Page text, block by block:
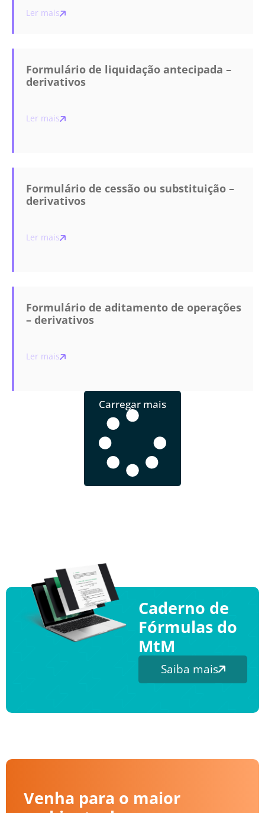
Ler mais
Formulário de liquidação antecipada –
derivativos
Ler mais
Formulário de cessão ou substituição –
derivativos
Ler mais
Formulário de aditamento de operações
– derivativos
Ler mais
Carregar mais
Caderno de
Fórmulas do
MtM
Saiba mais
Venha para o maior